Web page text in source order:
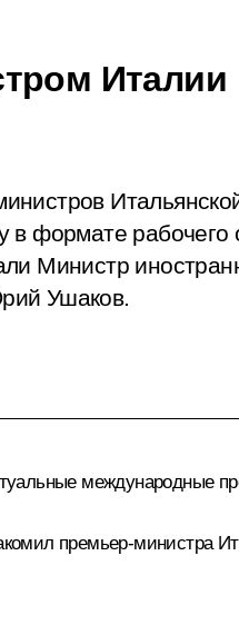
Италии
в формате рабочего
Министр
Ушаков.
международные
премьер-министра